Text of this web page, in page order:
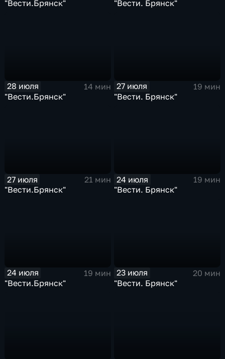
"Вести.Брянск" "Вести. Брянск"
28 июля
14 мин
"Вести.Брянск"
27 июля
19 мин
"Вести. Брянск"
27 июля
21 мин
"Вести.Брянск"
24 июля
19 мин
"Вести. Брянск"
24 июля
19 мин
"Вести.Брянск"
23 июля
20 мин
"Вести. Брянск"